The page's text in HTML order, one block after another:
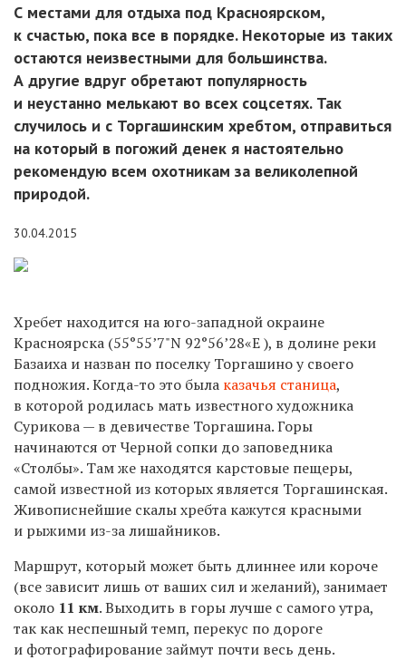
С местами для отдыха под Красноярском,
к счастью, пока все в порядке. Некоторые из таких
остаются неизвестными для большинства.
А другие вдруг обретают популярность
и неустанно мелькают во всех соцсетях. Так
случилось и с Торгашинским хребтом, отправиться
на который в погожий денек я настоятельно
рекомендую всем охотникам за великолепной
природой.
30.04.2015
Хребет находится на юго-западной окраине
Красноярска (55°55’7"N 92°56’28«E ), в долине реки
Базаиха и назван по поселку Торгашино у своего
подножия. Когда-то это была казачья станица,
в которой родилась мать известного художника
Сурикова — в девичестве Торгашина. Горы
начинаются от Черной сопки до заповедника
«Столбы». Там же находятся карстовые пещеры,
самой известной из которых является Торгашинская.
Живописнейшие скалы хребта кажутся красными
и рыжими из-за лишайников.
Маршрут, который может быть длиннее или короче
(все зависит лишь от ваших сил и желаний), занимает
около 11 км. Выходить в горы лучше с самого утра,
так как неспешный темп, перекус по дороге
и фотографирование займут почти весь день.